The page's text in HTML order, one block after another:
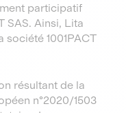
participatif
SAS. Ainsi, Lita
1001PACT
résultant de la
n°2020/1503